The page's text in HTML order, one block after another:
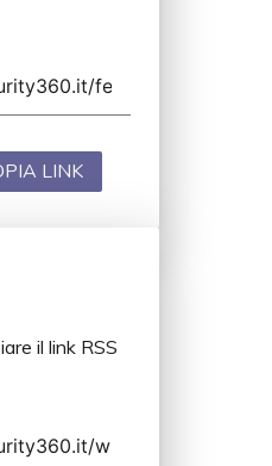
LINK
il link RSS